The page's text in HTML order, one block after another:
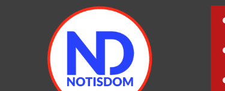
Poder Ejecutivo dispone
mejor que le pasó en la vida «Godzilla
PRM conserva el liderazgo